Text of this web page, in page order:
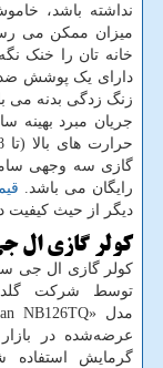
نداشته باشد،
میزان ممکن می
خانه تان را خنک
دارای یک پوشش
زنگ زدگی بدنه می
جریان مبرد بهینه
رایگان می باشد.
دیگر از حیث کیفیت
کولر گازی ال
کولر گازی ال جی
توسط شرکت
مدل NB126TQ»
عرضه‌شده در
گرمایش استفاده